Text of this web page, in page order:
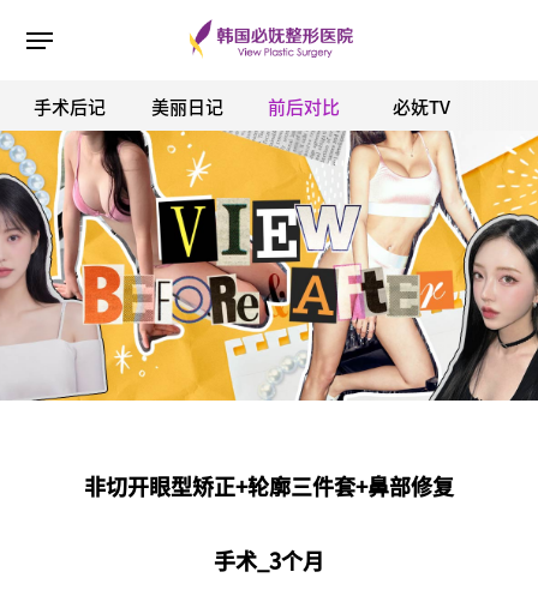
ESC 버튼을 누르면 검색창을 닫을 수 있습니다.
手术后记 美丽日记 前后对比 必妩TV
非切开眼型矫正+轮廓三件套+鼻部修复
手术_3个月